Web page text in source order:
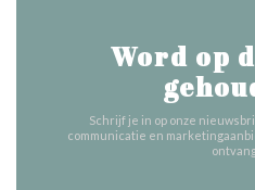
Word op
Schrijf je in op onze
communicatie en